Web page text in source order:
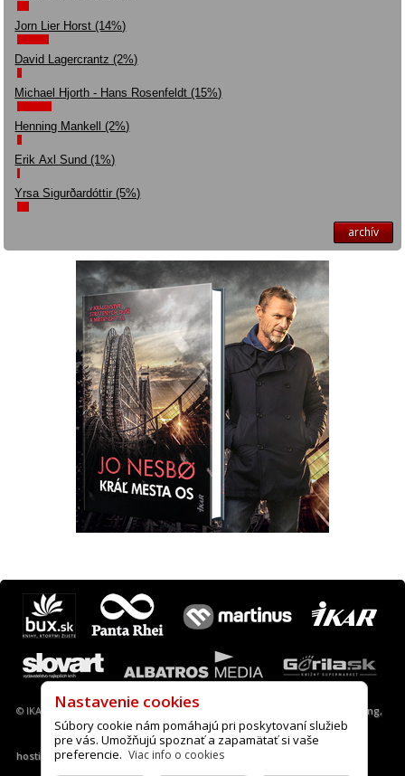
Jorn Lier Horst (14%)
David Lagercrantz (2%)
Michael Hjorth - Hans Rosenfeldt (15%)
Henning Mankell (2%)
Erik Axl Sund (1%)
Yrsa Sigurðardóttir (5%)
archív
© IKAR a. s., 2013-2022 |Nastavenie cookies A.I.S. webové stránky, desing,
hosting